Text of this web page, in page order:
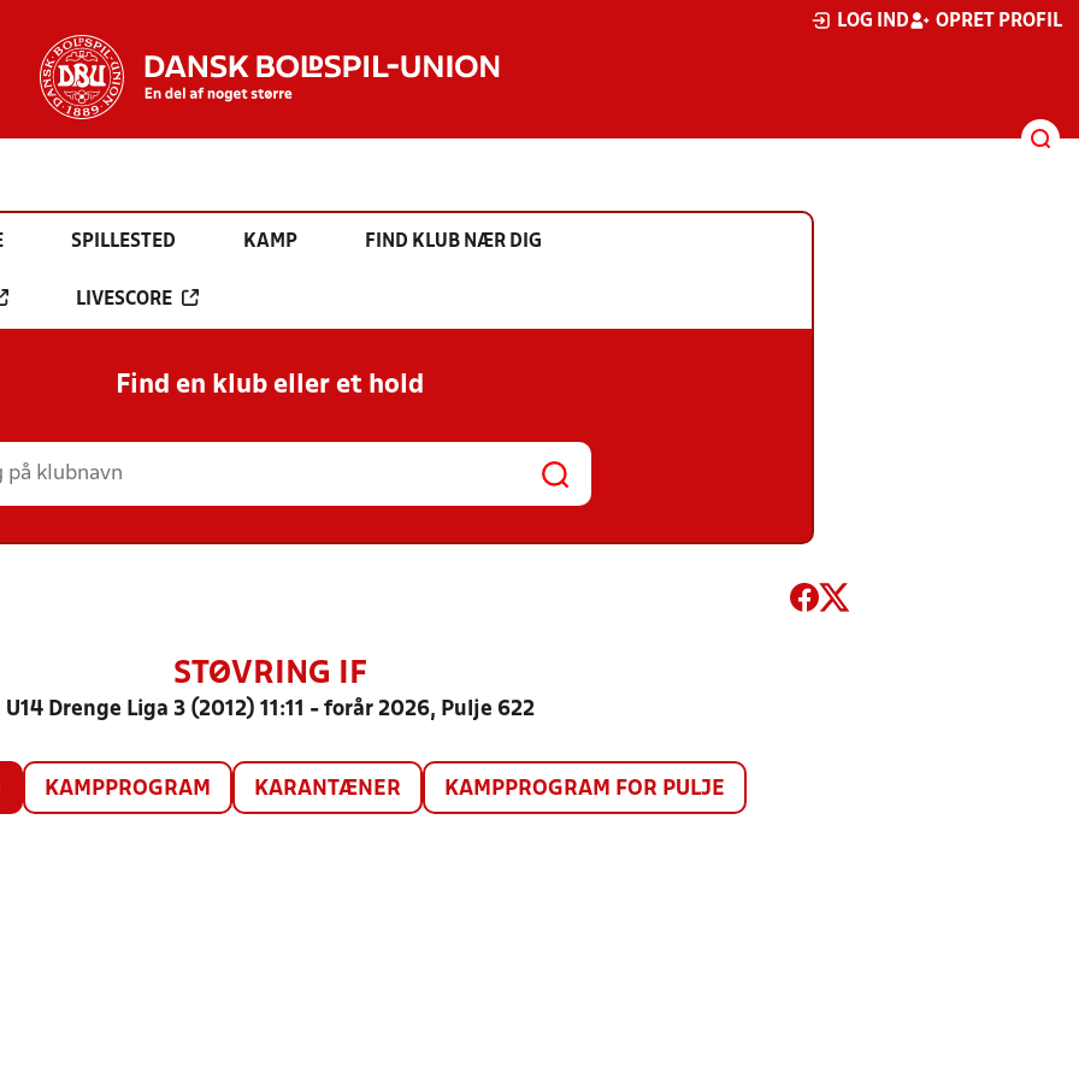
LOG IND OPRET PROFIL
SPILLESTED KAMP FIND KLUB NÆR DIG
LIVESCORE
Find en klub eller et hold
STØVRING IF
U14 Drenge Liga 3 (2012) 11:11 - forår 2026, Pulje 622
KAMPPROGRAM KARANTÆNER KAMPPROGRAM FOR PULJE